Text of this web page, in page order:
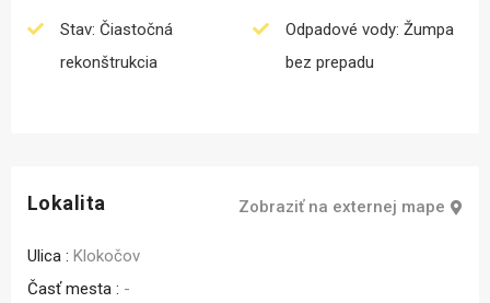
Stav: Čiastočná
rekonštrukcia
Odpadové vody: Žumpa
bez prepadu
Lokalita Zobraziť na externej mape
Ulica : Klokočov
Časť mesta : -